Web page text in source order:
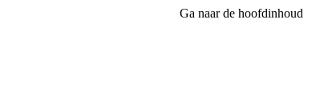
Ga naar de hoofdinhoud